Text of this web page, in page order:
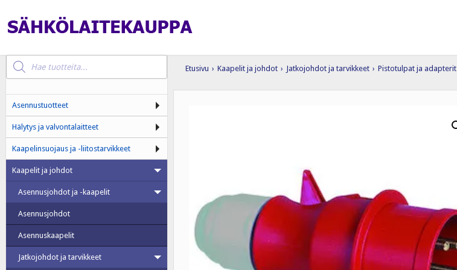
Etusivu › Kaapelit ja johdot › Jatkojohdot ja tarvikkeet › Pistotulpat ja adapterit
Products
search
Asennustuotteet
Hälytys ja valvontalaitteet
Kaapelinsuojaus ja -liitostarvikkeet
Kaapelit ja johdot
Asennusjohdot ja -kaapelit
Asennusjohdot
Asennuskaapelit
Jatkojohdot ja tarvikkeet